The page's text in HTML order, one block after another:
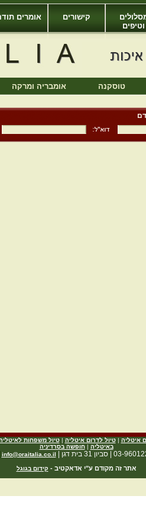
וטיפים
קישורים אומרים
טוסקנה אומבריה ומרקה
איטליה |טיול לדרום איטליה |טיול משפחות
באיטליה |חופשה בסרדיניה
info@oraitalia.co.il
אתר זה מקודם ע"י אדאקטיב - קידום בגוגל